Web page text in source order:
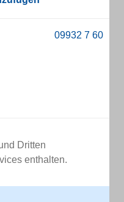
Dritten
enthalten.